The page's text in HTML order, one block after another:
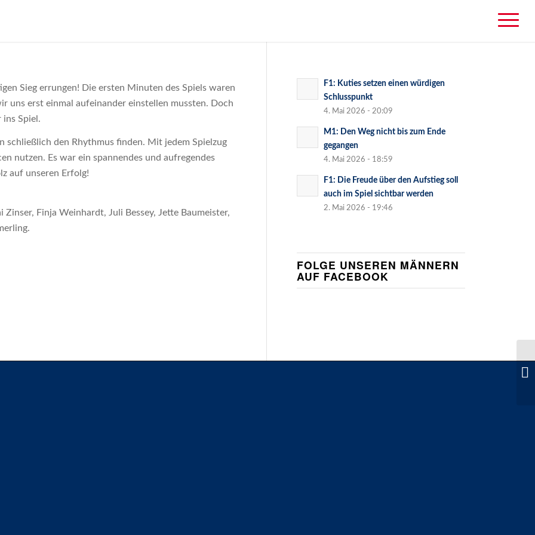
Sieg errungen! Die ersten Minuten des Spiels waren
uns erst einmal aufeinander einstellen mussten. Doch
Spiel.
schließlich den Rhythmus finden. Mit jedem Spielzug
nutzen. Es war ein spannendes und aufregendes
auf unseren Erfolg!
Zinser, Finja Weinhardt, Juli Bessey, Jette Baumeister,
F1: Kuties setzen einen würdigen
Schlusspunkt
4. Mai 2026 - 20:09
M1: Den Weg nicht bis zum Ende
gegangen
4. Mai 2026 - 18:59
F1: Die Freude über den Aufstieg soll
auch im Spiel sichtbar werden
2. Mai 2026 - 19:46
FOLGE UNSEREN MÄNNERN
AUF FACEBOOK